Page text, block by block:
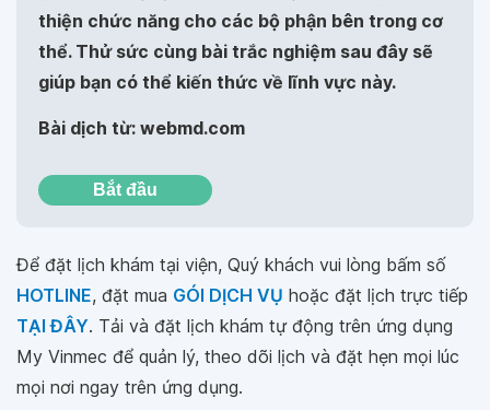
thiện chức năng cho các bộ phận bên trong cơ
thể. Thử sức cùng bài trắc nghiệm sau đây sẽ
giúp bạn có thể kiến thức về lĩnh vực này.
Bài dịch từ: webmd.com
Bắt đầu
Để đặt lịch khám tại viện, Quý khách vui lòng bấm số
HOTLINE, đặt mua GÓI DỊCH VỤ hoặc đặt lịch trực tiếp
TẠI ĐÂY. Tải và đặt lịch khám tự động trên ứng dụng
My Vinmec để quản lý, theo dõi lịch và đặt hẹn mọi lúc
mọi nơi ngay trên ứng dụng.